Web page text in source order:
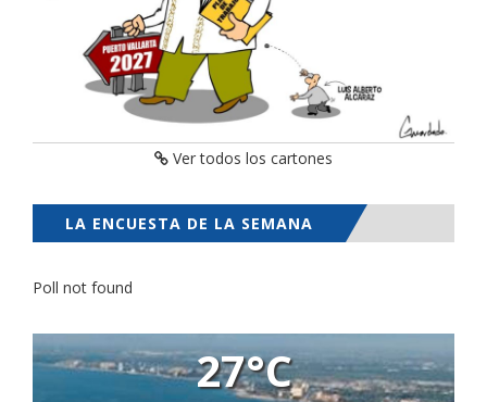
Ver todos los cartones
LA ENCUESTA DE LA SEMANA
Poll not found
27°C